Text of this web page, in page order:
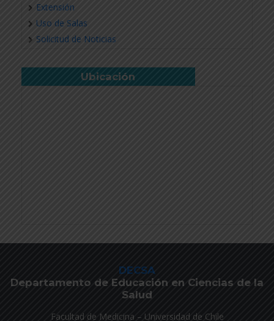
Extensión
Uso de Salas
Solicitud de Noticias
Ubicación
DECSA
Departamento de Educación en Ciencias de la
Salud
Facultad de Medicina – Universidad de Chile